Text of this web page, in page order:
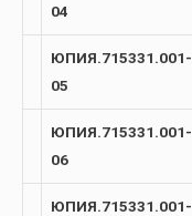
04
ЮПИЯ.715331.001-
05
ЮПИЯ.715331.001-
06
ЮПИЯ.715331.001-